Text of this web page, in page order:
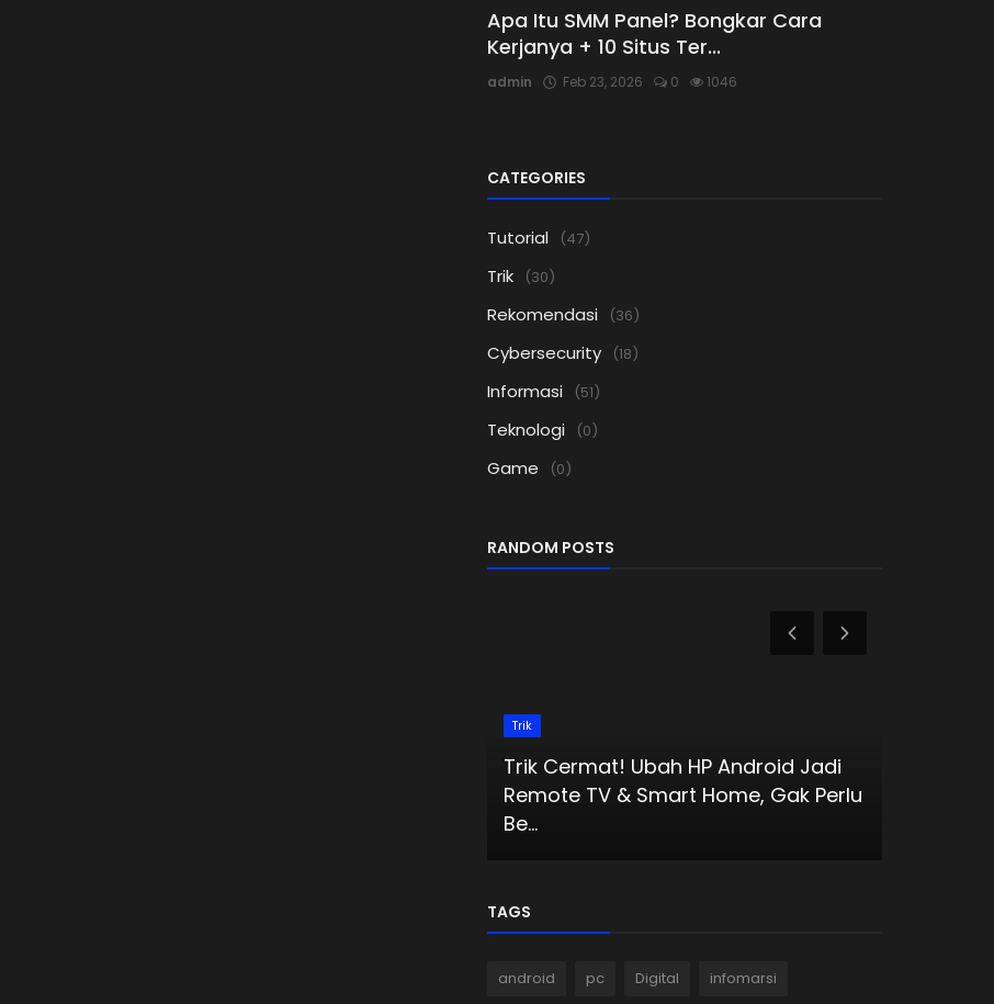
Apa Itu SMM Panel? Bongkar Cara
Kerjanya + 10 Situs Ter...
admin Feb 23, 2026 0 1046
CATEGORIES
Tutorial (47)
Trik (30)
Rekomendasi (36)
Cybersecurity (18)
Informasi (51)
Teknologi (0)
Game (0)
RANDOM POSTS
Trik
Trik Cermat! Ubah HP Android Jadi
Remote TV & Smart Home, Gak Perlu
Be...
TAGS
android pc Digital infomarsi